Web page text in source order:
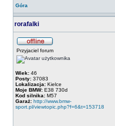
Góra
rorafalki
Przyjaciel forum
Wiek: 46
Posty: 37083
Lokalizacja: Kielce
Moje BMW: E38 730d
Kod silnika: M57
Garaż: http://www.bmw-
sport.pl/viewtopic.php?f=6&t=153718